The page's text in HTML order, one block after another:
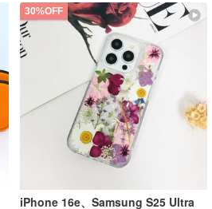
30%OFF
iPhone 16e、Samsung S25 Ultra